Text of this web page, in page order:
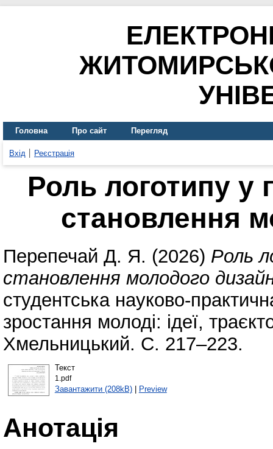
Головна Про сайт Перегляд
Вхід Реєстрація
Роль логотипу у
становлення
Перепечай Д. Я. (2026) Роль
становлення молодого
студентська науково-
зростання молоді: ідеї,
Хмельницький. С. 217–223.
Текст
1.pdf
Завантажити (208kB)| Preview
Анотація